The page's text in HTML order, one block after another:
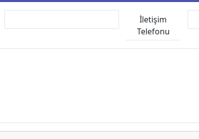
İletişim
Telefonu